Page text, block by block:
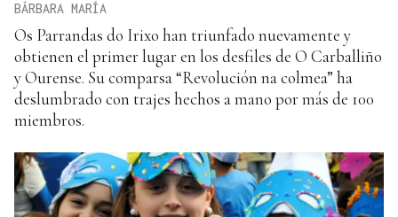
BÁRBARA MARÍA
Os Parrandas do Irixo han triunfado nuevamente y
obtienen el primer lugar en los desfiles de O Carballiño
y Ourense. Su comparsa “Revolución na colmea” ha
deslumbrado con trajes hechos a mano por más de 100
miembros.